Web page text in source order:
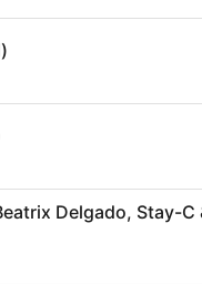
Delgado, Stay-C